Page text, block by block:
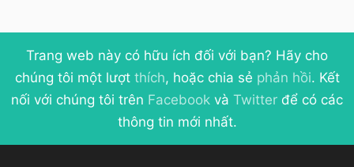
Trang web này có hữu ích đối với bạn? Hãy cho
chúng tôi một lượt thích, hoặc chia sẻ phản hồi. Kết
nối với chúng tôi trên Facebook và Twitter để có các
thông tin mới nhất.